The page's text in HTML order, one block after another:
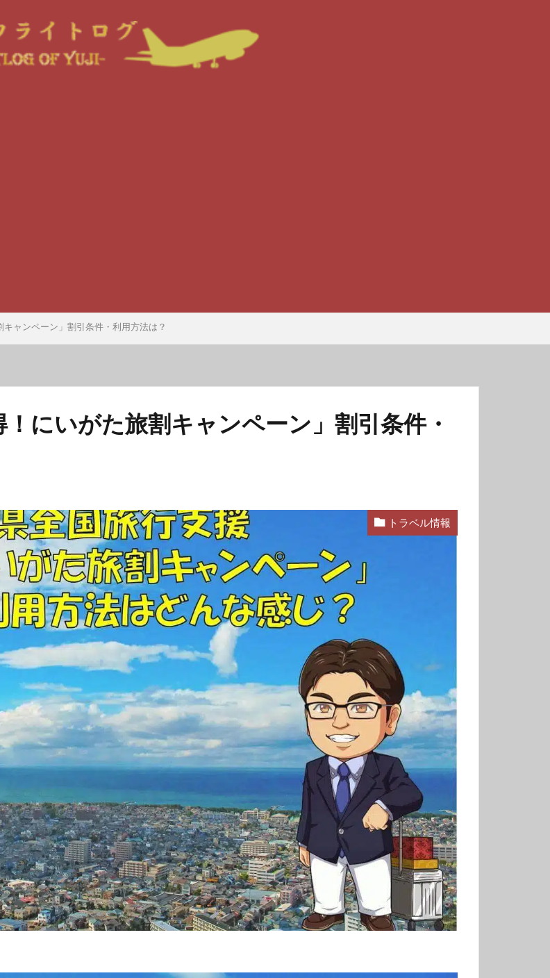
ャンペーン」割引条件・利用方法は？
にいがた旅割キャンペーン」割引条件・
トラベル情報